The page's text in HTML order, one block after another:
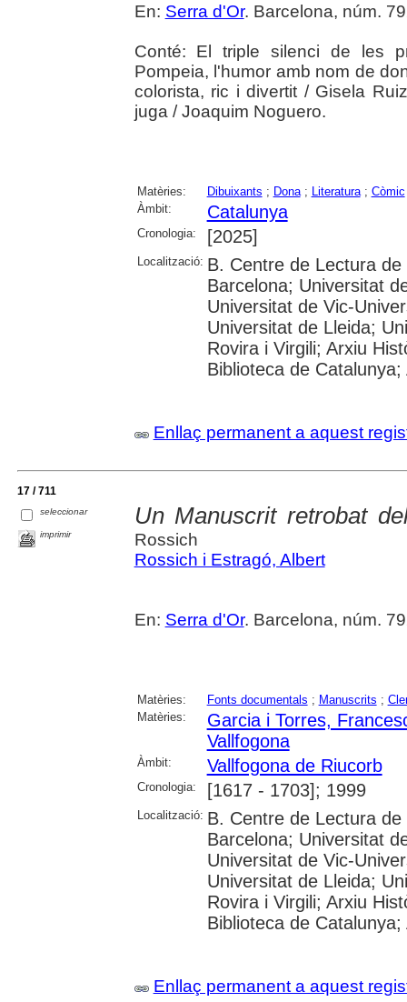
En: Serra d'Or. Barcelona, núm.
Conté: El triple silenci de les
Pompeia, l'humor amb nom de
colorista, ric i divertit / Gisela
juga / Joaquim Noguero.
Matèries: Dibuixants ; Dona; Literatura; Còmic
Àmbit:
Catalunya
Cronologia: [2025]
Localització: B. Centre de Lectura
Barcelona; Universitat
Universitat de Vic-
Universitat de Lleida;
Rovira i Virgili; Arxiu
Biblioteca de
Enllaç permanent a aquest
17 / 711
seleccionar
imprimir
Un Manuscrit retrobat
Rossich
Rossich i Estragó, Albert
En: Serra d'Or. Barcelona, núm.
Matèries: Fonts documentals ; Manuscrits ;
Matèries:
Garcia i Torres,
Vallfogona
Àmbit: Vallfogona de Riucorb
Cronologia: [1617 - 1703]; 1999
Localització: B. Centre de Lectura
Barcelona; Universitat
Universitat de Vic-
Universitat de Lleida;
Rovira i Virgili; Arxiu
Biblioteca de
Enllaç permanent a aquest